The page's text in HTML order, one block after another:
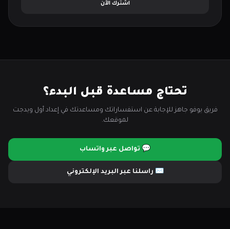
اشترك الآن
تحتاج مساعدة قبل البدء؟
فريق يوفو جاهز للإجابة عن استفساراتك ومساعدتك في إعداد أول ويدجت
لموقعك.
💬 تواصل عبر واتساب
✉️ راسلنا عبر البريد الإلكتروني